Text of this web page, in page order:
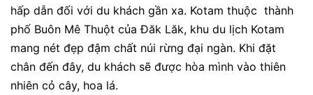
hấp dẫn đối với du khách gần xa. Kotam thuộc thành
phố Buôn Mê Thuột của Đăk Lăk, khu du lịch Kotam
mang nét đẹp đậm chất núi rừng đại ngàn. Khi đặt
chân đến đây, du khách sẽ được hòa mình vào thiên
nhiên cỏ cây, hoa lá.